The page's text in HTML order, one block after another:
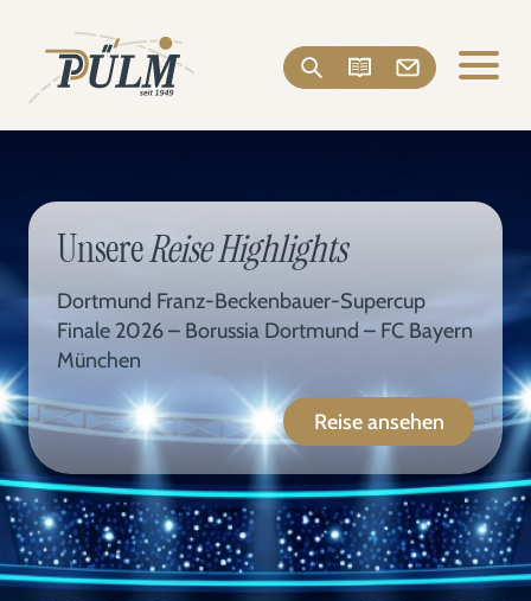
UnsereReise Highlights
Dortmund Franz-Beckenbauer-Supercup
Finale 2026 – Borussia Dortmund – FC Bayern
München
Reise ansehen